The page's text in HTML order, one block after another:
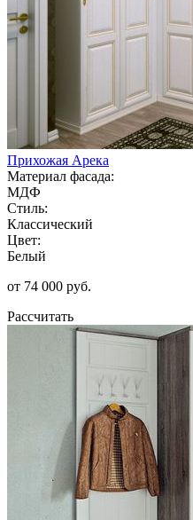
Прихожая Арека
Материал фасада:
МДФ
Стиль:
Классический
Цвет:
Белый
от 74 000 руб.
Рассчитать